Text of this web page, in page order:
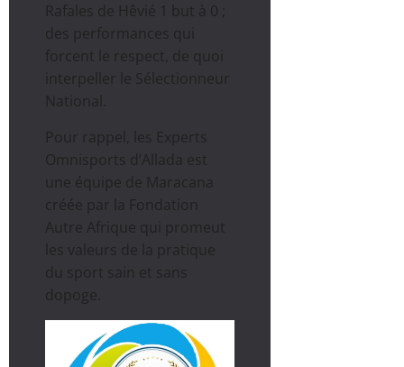
Rafales de Hêvié 1 but à 0 ;
des performances qui
forcent le respect, de quoi
interpeller le Sélectionneur
National.
Pour rappel, les Experts
Omnisports d’Allada est
une équipe de Maracana
créée par la Fondation
Autre Afrique qui promeut
les valeurs de la pratique
du sport sain et sans
dopoge.